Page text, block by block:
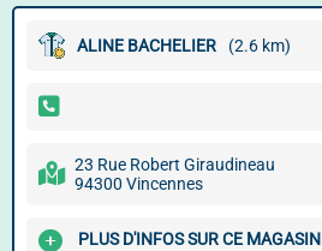
ALINE BACHELIER (2.6 km)
23 Rue Robert Giraudineau
94300 Vincennes
PLUS D'INFOS SUR CE MAGASIN